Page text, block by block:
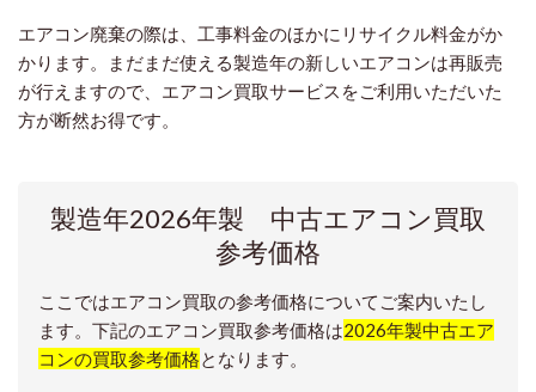
エアコン廃棄の際は、工事料金のほかにリサイクル料金がか
かります。まだまだ使える製造年の新しいエアコンは再販売
が行えますので、エアコン買取サービスをご利用いただいた
方が断然お得です。
製造年2026年製 中古エアコン買取
参考価格
ここではエアコン買取の参考価格についてご案内いたし
ます。下記のエアコン買取参考価格は2026年製中古エア
コンの買取参考価格となります。